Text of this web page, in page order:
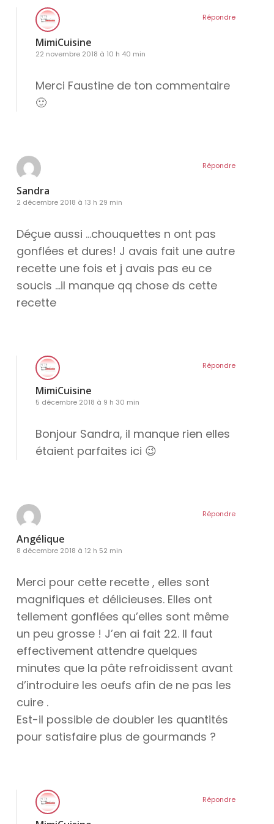
MimiCuisine
22 novembre 2018 à 10 h 40 min
Merci Faustine de ton commentaire
🙂
Répondre
Sandra
2 décembre 2018 à 13 h 29 min
Déçue aussi …chouquettes n ont pas
gonflées et dures! J avais fait une autre
recette une fois et j avais pas eu ce
soucis …il manque qq chose ds cette
recette
Répondre
MimiCuisine
5 décembre 2018 à 9 h 30 min
Bonjour Sandra, il manque rien elles
étaient parfaites ici 😉
Répondre
Angélique
8 décembre 2018 à 12 h 52 min
Merci pour cette recette , elles sont
magnifiques et délicieuses. Elles ont
tellement gonflées qu’elles sont même
un peu grosse ! J’en ai fait 22. Il faut
effectivement attendre quelques
minutes que la pâte refroidissent avant
d’introduire les oeufs afin de ne pas les
cuire .
Est-il possible de doubler les quantités
pour satisfaire plus de gourmands ?
Répondre
Répondre